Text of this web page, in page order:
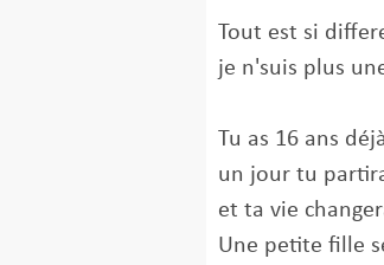
Tout est si
je n'suis plus
Tu as 16 ans déjà
un jour tu
et ta vie
Une petite fille